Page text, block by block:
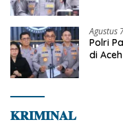
Agustus
Polri
di
𝐊𝐑𝐈𝐌𝐈𝐍𝐀𝐋